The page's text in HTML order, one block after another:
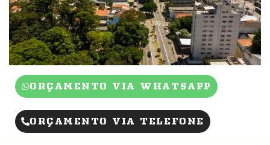
ORÇAMENTO VIA WHATSAPP
ORÇAMENTO VIA TELEFONE